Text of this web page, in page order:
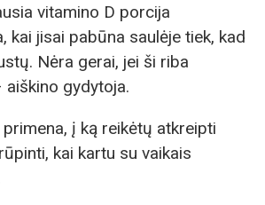
vitamino D porcija
kai jisai pabūna saulėje tiek, kad
Nėra gerai, jei ši riba
aiškino gydytoja.
primena, į ką reikėtų atkreipti
kai kartu su vaikais